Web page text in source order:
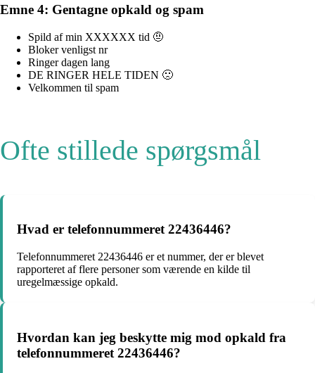
Emne 4: Gentagne opkald og spam
Spild af min XXXXXX tid 🤨
Bloker venligst nr
Ringer dagen lang
DE RINGER HELE TIDEN 🙁
Velkommen til spam
Ofte stillede spørgsmål
Hvad er telefonnummeret 22436446?
Telefonnummeret 22436446 er et nummer, der er blevet
rapporteret af flere personer som værende en kilde til
uregelmæssige opkald.
Hvordan kan jeg beskytte mig mod opkald fra
telefonnummeret 22436446?